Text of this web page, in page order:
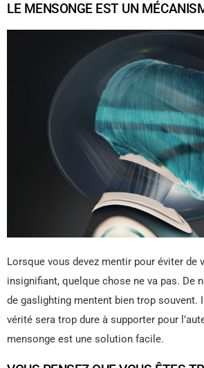
LE MENSONGE EST UN
Lorsque vous devez mentir pour éviter de
insignifiant, quelque chose ne va pas. De
de gaslighting mentent bien trop souvent.
vérité sera trop dure à supporter pour
mensonge est une solution facile.